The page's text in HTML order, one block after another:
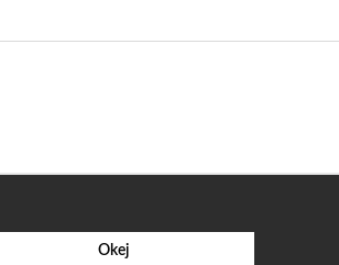
Okej